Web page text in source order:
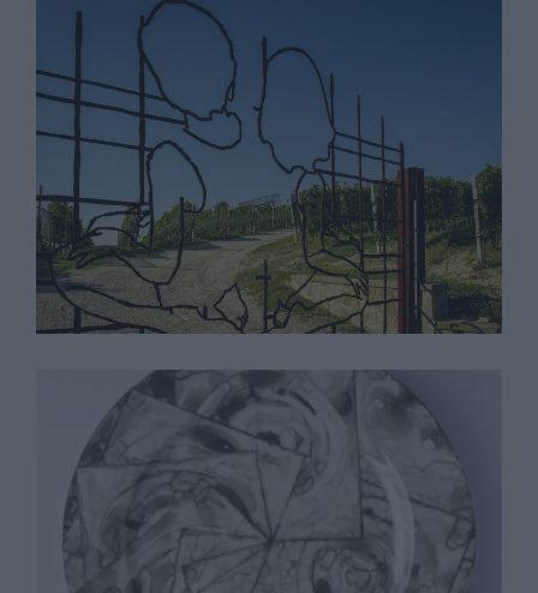
Valerio Berruti
Jasper Johns